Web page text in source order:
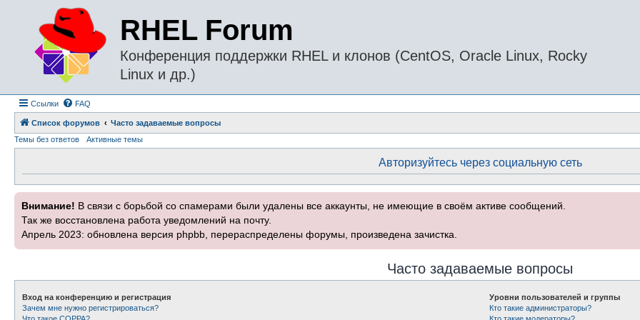
RHEL Forum
Конференция поддержки RHEL и клонов (CentOS, Oracle Linux, Rocky
Linux и др.)
Ссылки FAQ
Список форумов
Часто задаваемые вопросы
Темы без ответов
Активные темы
Авторизуйтесь через социальную сеть
Внимание! В связи с борьбой со спамерами были удалены все аккаунты, не имеющие в своём активе сообщений.
Так же восстановлена работа уведомлений на почту.
Апрель 2023: обновлена версия phpbb, перераспределены форумы, произведена зачистка.
Часто задаваемые вопросы
Вход на конференцию и регистрация
Зачем мне нужно регистрироваться?
Уровни пользователей и группы
Кто такие администраторы?